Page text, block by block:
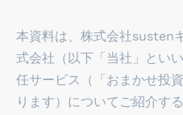
本資料は、株式会社susten
式会社（以下「当社」とい
任サービス（「おまかせ投
ります）についてご紹介す